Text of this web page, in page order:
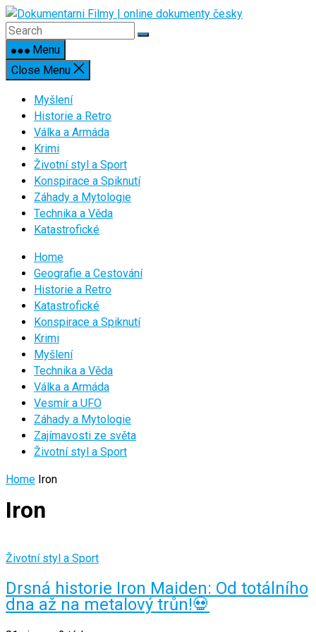
Skip
to
contentMenu
Close Menu
Myšlení
Historie a Retro
Válka a Armáda
Krimi
Životní styl a Sport
Konspirace a Spiknutí
Záhady a Mytologie
Technika a Věda
Katastrofické
Home
Geografie a Cestování
Historie a Retro
Katastrofické
Konspirace a Spiknutí
Krimi
Myšlení
Technika a Věda
Válka a Armáda
Vesmír a UFO
Záhady a Mytologie
Zajímavosti ze světa
Životní styl a Sport
Home Iron
Iron
Životní styl a Sport
Drsná historie Iron Maiden: Od totálního
dna až na metalový trůn!💀